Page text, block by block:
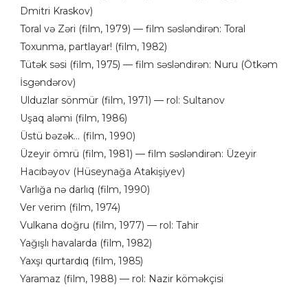
Dmitri Kraskov)
Toral və Zəri (film, 1979) — film səsləndirən: Toral
Toxunma, partlayar! (film, 1982)
Tütək səsi (film, 1975) — film səsləndirən: Nuru (Ötkəm
İsgəndərov)
Ulduzlar sönmür (film, 1971) — rol: Sultanov
Uşaq aləmi (film, 1986)
Üstü bəzək... (film, 1990)
Üzeyir ömrü (film, 1981) — film səsləndirən: Üzeyir
Hacıbəyov (Hüseynağa Atakişiyev)
Varlığa nə darlıq (film, 1990)
Ver verim (film, 1974)
Vulkana doğru (film, 1977) — rol: Tahir
Yağışlı havalarda (film, 1982)
Yaxşı qurtardıq (film, 1985)
Yaramaz (film, 1988) — rol: Nazir köməkçisi